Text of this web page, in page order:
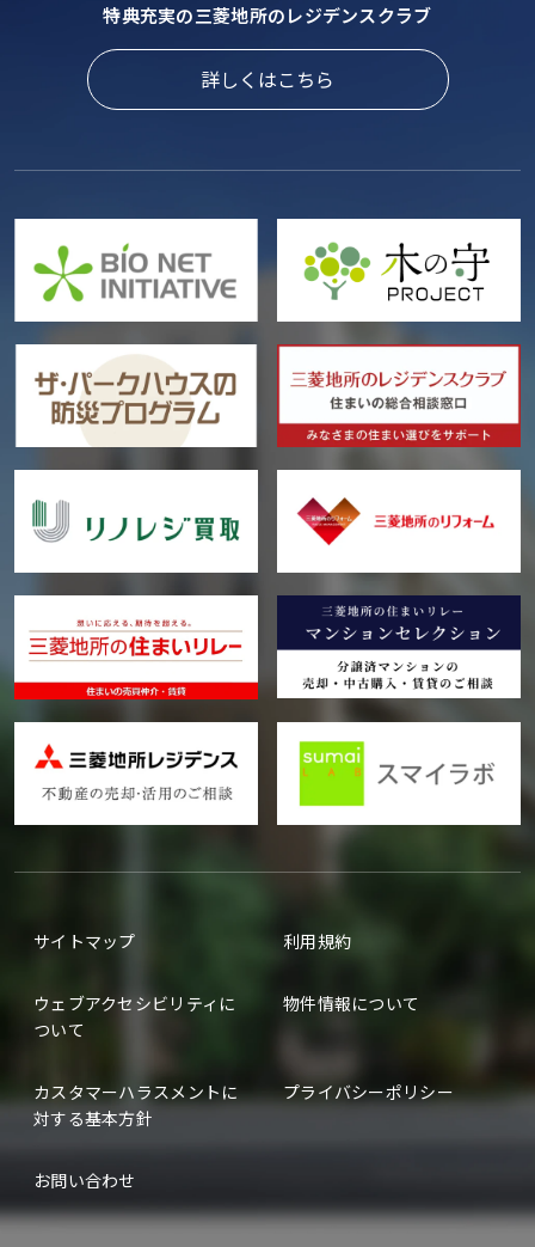
特典充実の三菱地所のレジデンスクラブ
詳しくはこちら
サイトマップ 利用規約
ウェブアクセシビリティに
ついて
物件情報について
カスタマーハラスメントに
対する基本方針
プライバシーポリシー
お問い合わせ